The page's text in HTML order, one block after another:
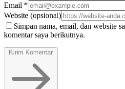
Email *
Website (opsional)
Simpan nama, email, dan website
komentar saya berikutnya.